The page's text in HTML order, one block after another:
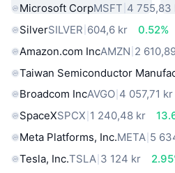
Microsoft CorpMSFT 4 755,83
SilverSILVER 604,6 kr
0.52%
Amazon.com IncAMZN 2
Taiwan Semiconductor
Broadcom IncAVGO 4 057,71 kr
SpaceXSPCX 1 240,48 kr
Meta Platforms, Inc.META 5
Tesla, Inc.TSLA 3 124 kr